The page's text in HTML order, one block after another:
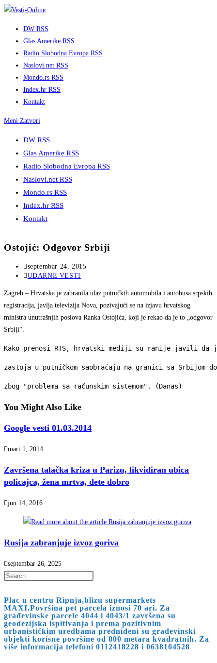
Skip
DW RSS
Glas Amerike RSS
Radio Slobodna Evropa RSS
Naslovi.net RSS
Mondo.rs RSS
Index.hr RSS
Kontakt
Meni Zatvori
DW RSS
Glas Amerike RSS
Radio Slobodna Evropa RSS
Naslovi.net RSS
Mondo.rs RSS
Index.hr RSS
Kontakt
Ostojić: Odgovor Srbiji
Post
published:
septembar 24, 2015
Post
UDARNE VESTI
Zagreb – Hrvatska je zabranila ulaz putničkih automobila i autobusa srpskih
registracija, javlja televizija Nova, pozivajući se na izjavu hrvatskog
ministra unutrašnjih poslova Ranka Ostojića, koji je rekao da je to „odgovor
Srbiji“.
Kako prenosi RTS, hrvatski mediji su ranije javili da
zastoja u putničkom saobraćaju na granici sa Srbijom
zbog "problema sa računskim sistemom". (Danas)
You Might Also Like
Google vesti 01.03.2014
mart 1, 2014
Završena talačka kriza u Parizu, likvidiran ubica
policajca, žena mrtva, dete dobro
jun 14, 2016
Rusija zabranjuje izvoz goriva
septembar 26, 2025
to
close
the
search
panel.
Plac u centru Ripnja,blizu supermarkets
MAXI.Površina pet parcela iznosi 70 ari. Za
građevinske parcele 4044 i 4043/1 završena su
geodezijska ispitivanja i prema pozitivnim
urbanističkim uredbama predniđeni su građevinski
objekti korisne površine od 800 metara kvadratnih. Za
više informacija telefoni 0112418228 i 0638104528